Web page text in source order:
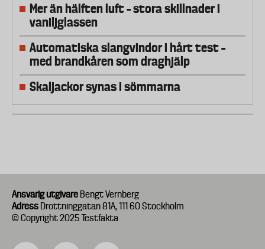
Mer än hälften luft – stora skillnader i
vaniljglassen
Automatiska slangvindor i hårt test –
med brandkåren som draghjälp
Skaljackor synas i sömmarna
Ansvarig utgivare Bengt Vernberg
Adress Drottninggatan 81A, 111 60 Stockholm
© Copyright 2025 Testfakta